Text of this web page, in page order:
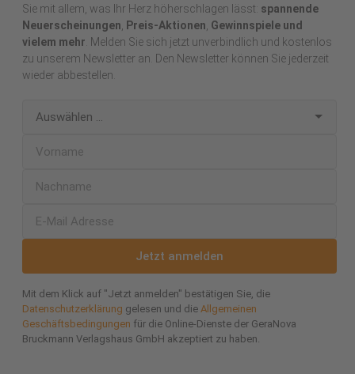
Sie mit allem, was Ihr Herz höherschlagen lässt: spannende
Neuerscheinungen, Preis-Aktionen, Gewinnspiele und
vielem mehr . Melden Sie sich jetzt unverbindlich und kostenlos
zu unserem Newsletter an. Den Newsletter können Sie jederzeit
wieder abbestellen.
Jetzt anmelden
Mit dem Klick auf "Jetzt anmelden" bestätigen Sie, die
Datenschutzerklärung gelesen und die Allgemeinen
Geschäftsbedingungen für die Online-Dienste der GeraNova
Bruckmann Verlagshaus GmbH akzeptiert zu haben.